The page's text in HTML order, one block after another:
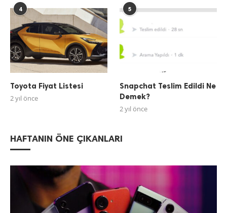
4
Toyota Fiyat Listesi
2 yıl önce
5
Snapchat Teslim Edildi Ne
Demek?
2 yıl önce
HAFTANIN ÖNE ÇIKANLARI